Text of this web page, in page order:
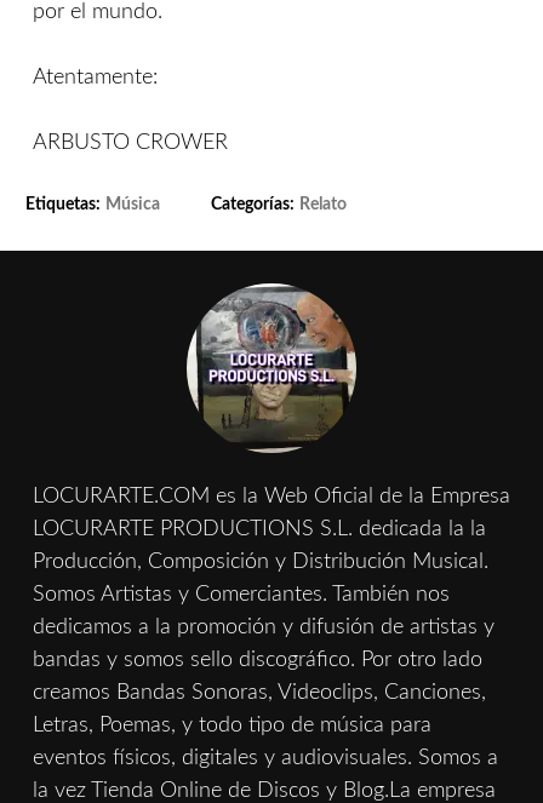
por el mundo.
Atentamente:
ARBUSTO CROWER
Etiquetas: Música Categorías: Relato
LOCURARTE.COM es la Web Oficial de la Empresa
LOCURARTE PRODUCTIONS S.L. dedicada la la
Producción, Composición y Distribución Musical.
Somos Artistas y Comerciantes. También nos
dedicamos a la promoción y difusión de artistas y
bandas y somos sello discográfico. Por otro lado
creamos Bandas Sonoras, Videoclips, Canciones,
Letras, Poemas, y todo tipo de música para
eventos físicos, digitales y audiovisuales. Somos a
la vez Tienda Online de Discos y Blog.La empresa